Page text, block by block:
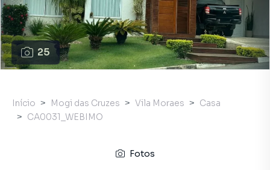
25
Início Mogi das Cruzes Vila Moraes
Casa
CA0031_WEBIMO
Fotos